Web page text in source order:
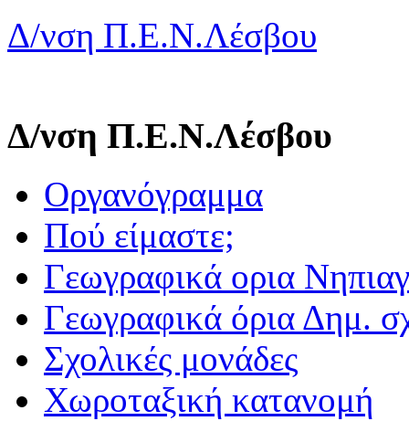
Δ/νση Π.Ε.Ν.Λέσβου
Δ/νση Π.Ε.Ν.Λέσβου
Οργανόγραμμα
Πού είμαστε;
Γεωγραφικά ορια
Γεωγραφικά όρια Δημ.
Σχολικές μονάδες
Χωροταξική κατανομή